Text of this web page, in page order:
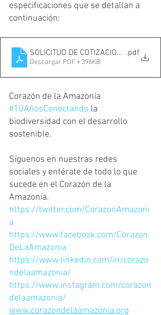
especificaciones que se detallan a
continuación:
SOLICITUD DE COTIZACION-KIT
.pdf
Descargar PDF • 396KB
Corazón de la Amazonía
#10AñosConectando la
biodiversidad con el desarrollo
sostenible.
Síguenos en nuestras redes
sociales y entérate de todo lo que
sucede en el Corazón de la
Amazonía.
https://twitter.com/CorazonAmazoni
a
https://www.facebook.com/Corazon
DeLaAmazonia
https://www.linkedin.com/in/corazo
ndelaamazonia/
https://www.instagram.com/corazon
delaamazonia/
www.corazondelaamazonia.org